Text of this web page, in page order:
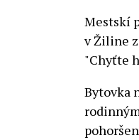
Mestskí
v Žiline
"Chyťte
Bytovka